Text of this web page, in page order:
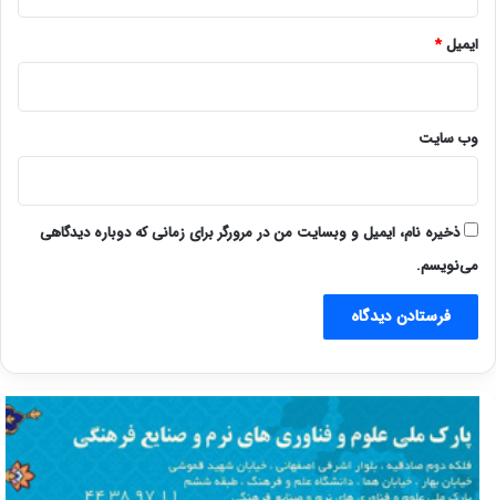
ایمیل*
وب‌ سایت
ذخیره نام، ایمیل و وبسایت من در مرورگر برای زمانی که دوباره دیدگاهی
می‌نویسم.